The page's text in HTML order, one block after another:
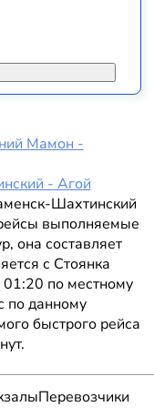
Мамон -
- Агой
Шахтинский
выполняемые
она составляет
с Стоянка
по местному
по данному
быстрого рейса
Перевозчики